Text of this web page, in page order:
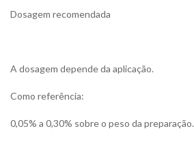
Dosagem recomendada
A dosagem depende da aplicação.
Como referência:
0,05% a 0,30% sobre o peso da preparação.